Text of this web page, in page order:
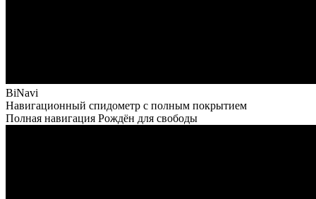
BiNavi
Навигационный спидометр с полным покрытием​
Полная навигация Рождён для свободы​